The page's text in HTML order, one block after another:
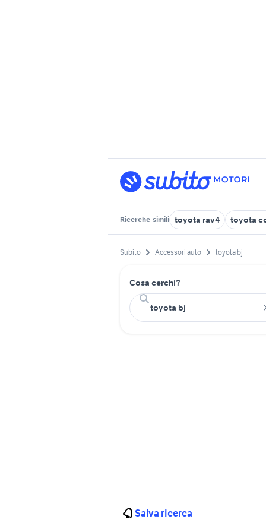
Ricerche simili toyota rav4 toyota
Subito Accessori auto toyota bj
Cosa cerchi?
Salva ricerca